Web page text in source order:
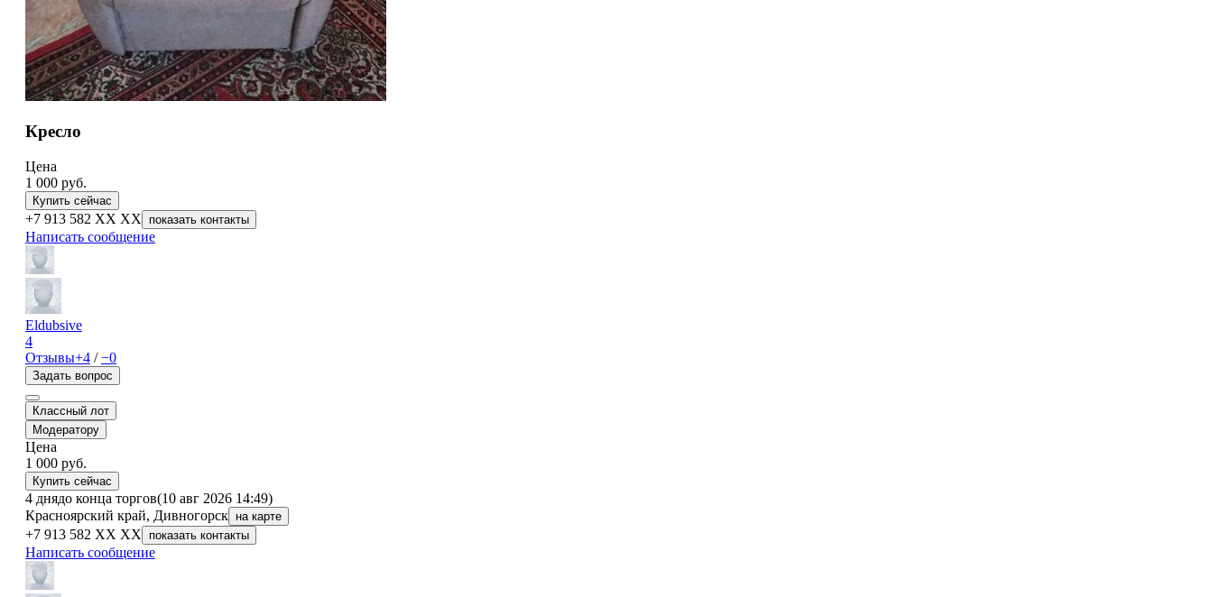
Кресло
Цена
1 000 руб.
Купить сейчас
+7 913 582 XX XX показать контакты
Написать сообщение
Eldubsive
4
Отзывы+4/−0
Задать вопрос
Классный лот
Модератору
Цена
1 000 руб.
Купить сейчас
4 днядо конца торгов(10 авг 2026 14:49)
Красноярский край, Дивногорск
на карте
+7 913 582 XX XX показать контакты
Написать сообщение